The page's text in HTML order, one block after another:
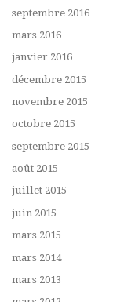
septembre 2016
mars 2016
janvier 2016
décembre 2015
novembre 2015
octobre 2015
septembre 2015
août 2015
juillet 2015
juin 2015
mars 2015
mars 2014
mars 2013